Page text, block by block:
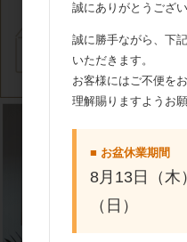
誠にありがとうござい
誠に勝手ながら、下
いただきます。
お客様にはご不便を
理解賜りますようお
■ お盆休業期間
8月13日（木
（日）